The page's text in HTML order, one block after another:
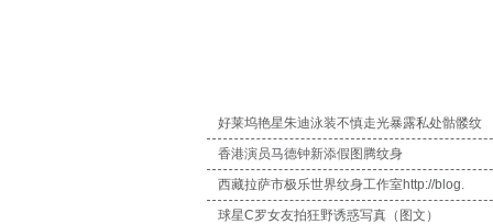
好莱坞艳星朱迪泳装不慎走光暴露私处骷髅纹
香港演员马德钟新添假图腾纹身
西藏拉萨市极乐世界纹身工作室http://blog.
球星C罗女友拍狂野诱惑写真（图文）